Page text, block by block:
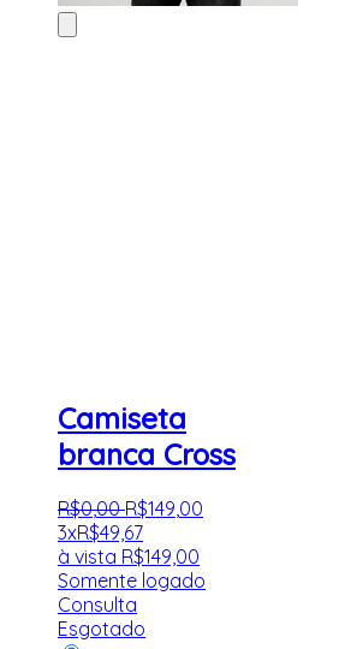
Camiseta
branca Cross
R$0,00 R$149 00
3xR$49,67
à vista R$149,00
Somente logado
Consulta
Esgotado